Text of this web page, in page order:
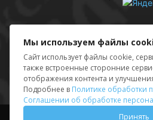
Мы используем файлы
Сайт использует файлы cookie,
также встроенные сторонние
отображения контента и
Подробнее в Политике обработки
Соглашении об обработке
Принять